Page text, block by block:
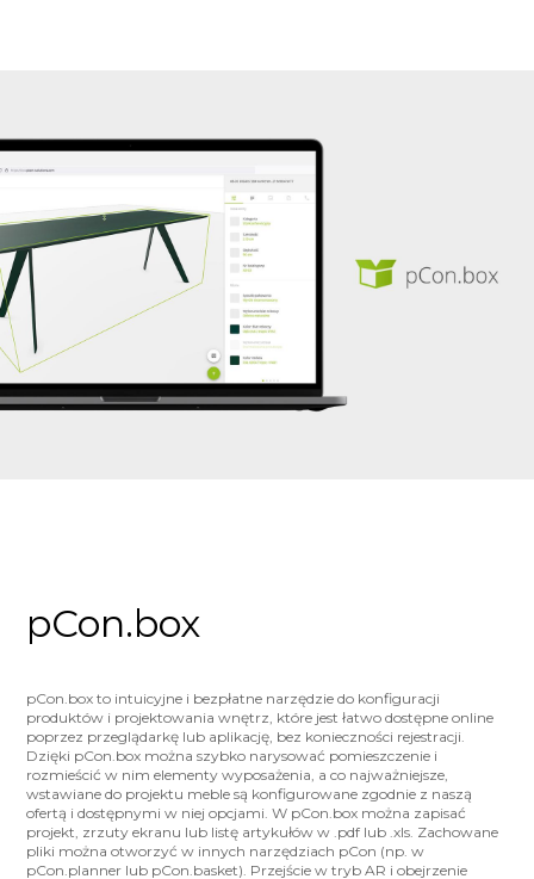
pCon.box
pCon.box to intuicyjne i bezpłatne narzędzie do konfiguracji
produktów i projektowania wnętrz, które jest łatwo dostępne online
poprzez przeglądarkę lub aplikację, bez konieczności rejestracji.
Dzięki pCon.box można szybko narysować pomieszczenie i
rozmieścić w nim elementy wyposażenia, a co najważniejsze,
wstawiane do projektu meble są konfigurowane zgodnie z naszą
ofertą i dostępnymi w niej opcjami. W pCon.box można zapisać
projekt, zrzuty ekranu lub listę artykułów w .pdf lub .xls. Zachowane
pliki można otworzyć w innych narzędziach pCon (np. w
pCon.planner lub pCon.basket). Przejście w tryb AR i obejrzenie